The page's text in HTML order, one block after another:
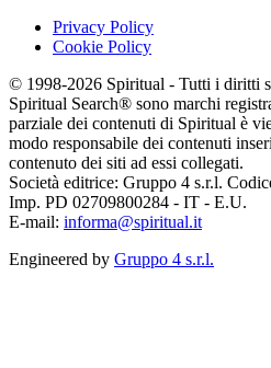
Privacy Policy
Cookie Policy
© 1998-2026 Spiritual - Tutti i diritti
Spiritual Search® sono marchi
parziale dei contenuti di Spiritual è
modo responsabile dei contenuti
contenuto dei siti ad essi collegati.
Società editrice: Gruppo 4 s.r.l.
Imp. PD 02709800284 - IT - E.U.
E-mail: informa@spiritual.it
Engineered by Gruppo 4 s.r.l.